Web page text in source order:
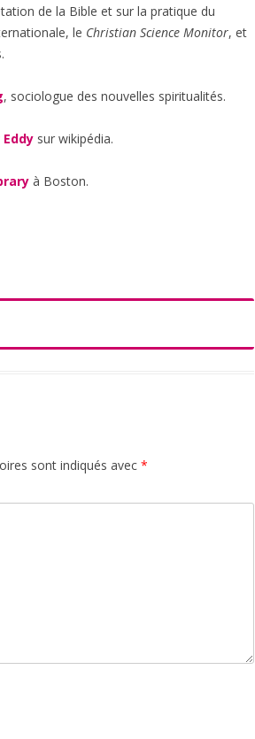
de la Bible et sur la pratique du
le Christian Science Monitor, et
, sociologue des nouvelles spiritualités.
sur wikipédia.
à Boston.
sont indiqués avec *